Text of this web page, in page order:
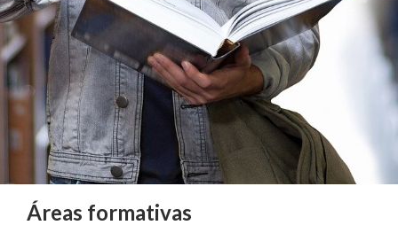
Áreas formativas